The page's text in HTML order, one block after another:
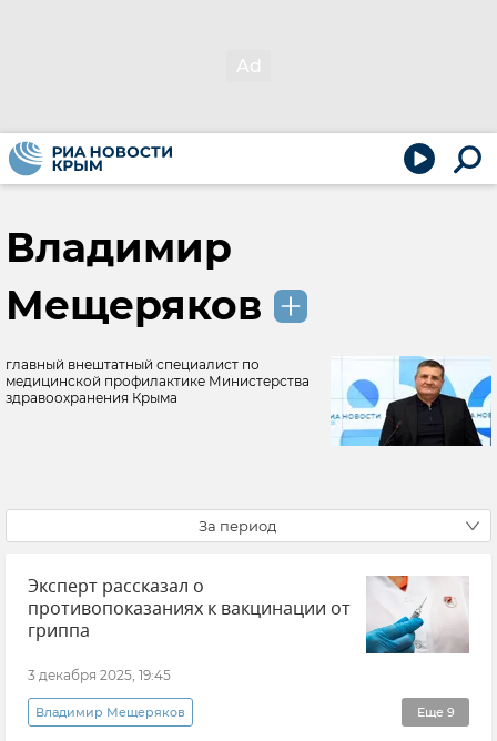
Владимир
Мещеряков
главный внештатный специалист по
медицинской профилактике Министерства
здравоохранения Крыма
За период
Эксперт рассказал о
противопоказаниях к вакцинации от
гриппа
3 декабря 2025, 19:45
Еще 9
Владимир Мещеряков